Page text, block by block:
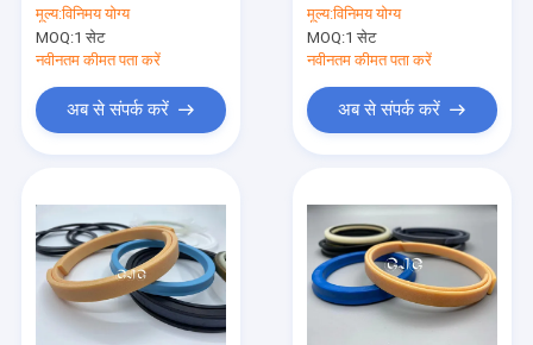
मूल्य:विनिमय योग्य
MOQ:1 सेट
नवीनतम कीमत पता करें
अब से संपर्क करें
मूल्य:विनिमय योग्य
MOQ:1 सेट
नवीनतम कीमत पता करें
अब से संपर्क करें